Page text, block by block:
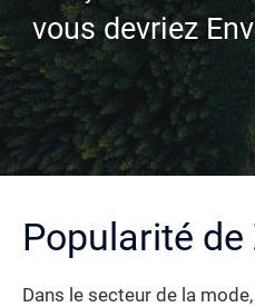
vous devriez
Popularité de
Dans le secteur de la